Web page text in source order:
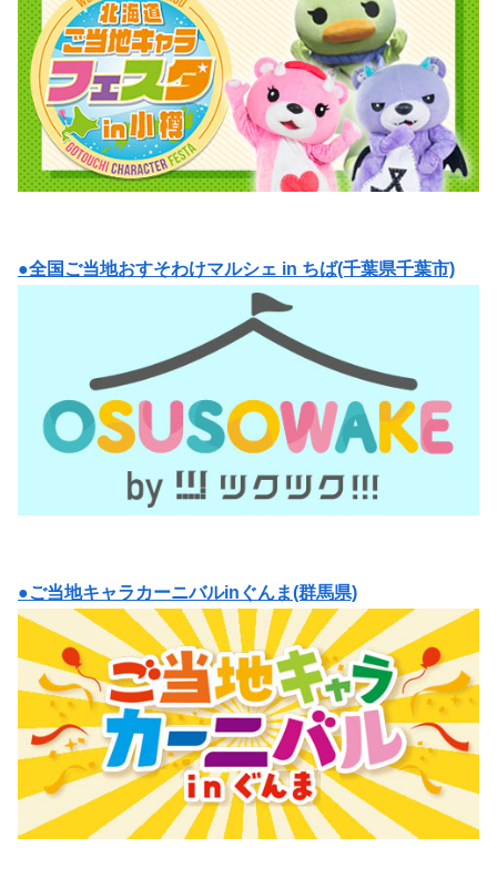
●全国ご当地おすそわけマルシェ in ちば(千葉県千葉市)
●ご当地キャラカーニバルinぐんま(群馬県)